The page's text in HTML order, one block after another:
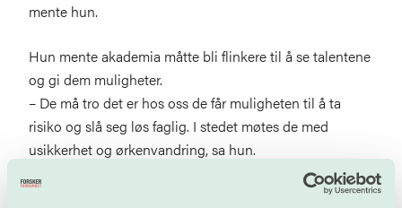
mente hun.
Hun mente akademia måtte bli flinkere til å se talentene
og gi dem muligheter.
– De må tro det er hos oss de får muligheten til å ta
risiko og slå seg løs faglig. I stedet møtes de med
usikkerhet og ørkenvandring, sa hun.
Også de to politikerne i panelet tok sin del av ansvaret